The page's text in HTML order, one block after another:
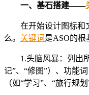
一、基石搭建——
在开始设计图标和
么。 关键词 是ASO的根
1.头脑风暴：列出
记”、“修图”）、功能
（如“学习”、“旅行规划